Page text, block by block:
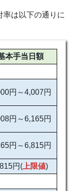
率は以下の通りに
本手当日額
円～4,007円
円～6,165円
円～6,815円
円(上限値)